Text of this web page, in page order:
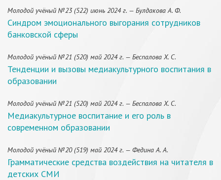
Молодой учёный №23 (522) июнь 2024 г. — Булдакова А. Ф.
Синдром эмоционального выгорания сотрудников
банковской сферы
Молодой учёный №21 (520) май 2024 г. — Беспалова Х. С.
Тенденции и вызовы медиакультурного воспитания в
образовании
Молодой учёный №21 (520) май 2024 г. — Беспалова Х. С.
Медиакультурное воспитание и его роль в
современном образовании
Молодой учёный №20 (519) май 2024 г. — Федина А. А.
Грамматические средства воздействия на читателя в
детских СМИ